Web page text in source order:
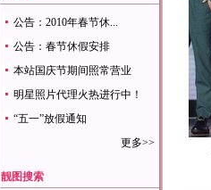
公告：2010年春节休...
公告：春节休假安排
本站国庆节期间照常营业
明星照片代理火热进行中！
“五一”放假通知
更多>>
靓图搜索